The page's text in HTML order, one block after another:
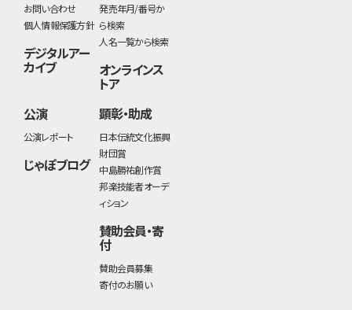
お問い合わせ
個人情報保護方針
デジタルアー
カイブ
発売年月/番号か
ら検索
人名一覧から検索
オンラインス
トア
公演
公演レポート
じゃぽブログ
顕彰・助成
日本伝統文化振興
財団賞
中島勝祐創作賞
邦楽技能者オーデ
ィション
賛助会員・寄
付
賛助会員募集
寄付のお願い